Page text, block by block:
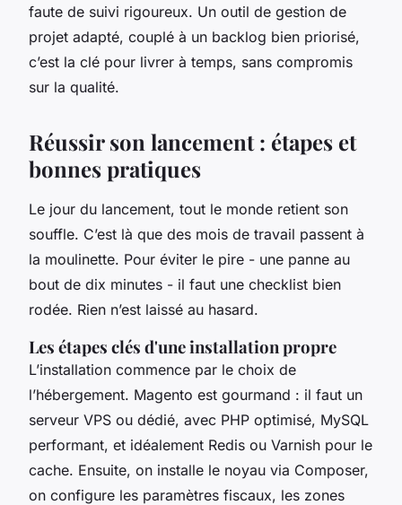
faute de suivi rigoureux. Un outil de gestion de
projet adapté, couplé à un backlog bien priorisé,
c’est la clé pour livrer à temps, sans compromis
sur la qualité.
Réussir son lancement : étapes et
bonnes pratiques
Le jour du lancement, tout le monde retient son
souffle. C’est là que des mois de travail passent à
la moulinette. Pour éviter le pire - une panne au
bout de dix minutes - il faut une checklist bien
rodée. Rien n’est laissé au hasard.
Les étapes clés d'une installation propre
L’installation commence par le choix de
l’hébergement. Magento est gourmand : il faut un
serveur VPS ou dédié, avec PHP optimisé, MySQL
performant, et idéalement Redis ou Varnish pour le
cache. Ensuite, on installe le noyau via Composer,
on configure les paramètres fiscaux, les zones